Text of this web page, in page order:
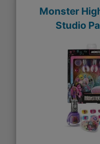
Monster
Studio